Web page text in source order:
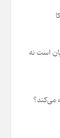
است نه
می‌کند؟